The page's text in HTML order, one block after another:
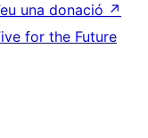
una donació ↗
for the Future